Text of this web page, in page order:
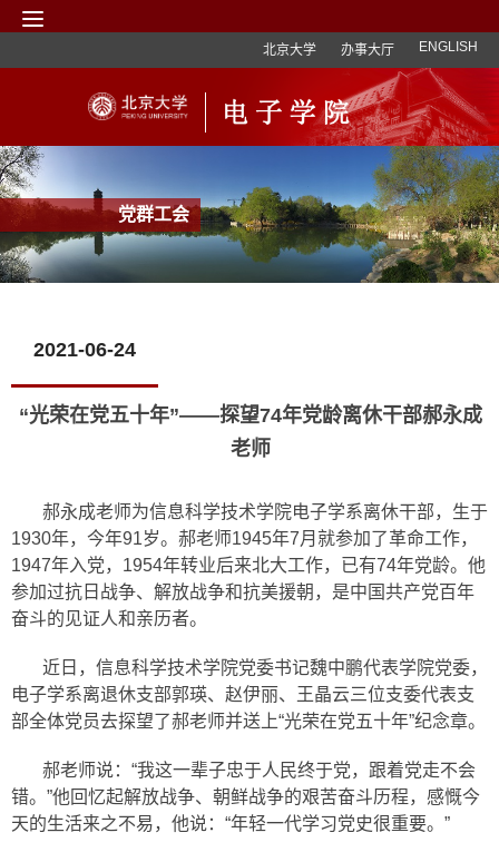
北京大学 办事大厅 ENGLISH
党群工会
2021-06-24
“光荣在党五十年”——探望74年党龄离休干部郝永成
老师
郝永成老师为信息科学技术学院电子学系离休干部，生于
1930年，今年91岁。郝老师1945年7月就参加了革命工作，
1947年入党，1954年转业后来北大工作，已有74年党龄。他
参加过抗日战争、解放战争和抗美援朝，是中国共产党百年
奋斗的见证人和亲历者。
近日，信息科学技术学院党委书记魏中鹏代表学院党委，
电子学系离退休支部郭瑛、赵伊丽、王晶云三位支委代表支
部全体党员去探望了郝老师并送上“光荣在党五十年”纪念章。
郝老师说：“我这一辈子忠于人民终于党，跟着党走不会
错。”他回忆起解放战争、朝鲜战争的艰苦奋斗历程，感慨今
天的生活来之不易，他说：“年轻一代学习党史很重要。”